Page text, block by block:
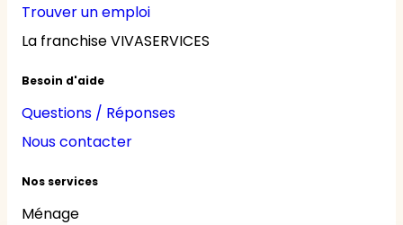
Trouver un emploi
La franchise VIVASERVICES
Besoin d'aide
Questions / Réponses
Nous contacter
Nos services
Ménage